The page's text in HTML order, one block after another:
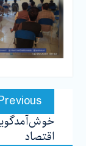
پیمایش
مشارکت
اقتصاد